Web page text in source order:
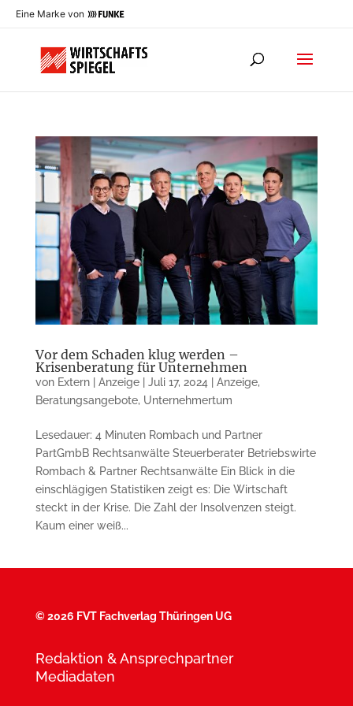
Eine Marke von
Vor dem Schaden klug werden –
Krisenberatung für Unternehmen
von Extern | Anzeige| Juli 17, 2024 Anzeige,
Beratungsangebote, Unternehmertum
Lesedauer: 4 Minuten Rombach und Partner
PartGmbB Rechtsanwälte Steuerberater Betriebswirte
Rombach & Partner Rechtsanwälte Ein Blick in die
einschlägigen Statistiken zeigt es: Die Wirtschaft
steckt in der Krise. Die Zahl der Insolvenzen steigt.
Kaum einer weiß...
©2026 FVT Fachverlag Thüringen UG
Redaktion & Ansprechpartner
Mediadaten